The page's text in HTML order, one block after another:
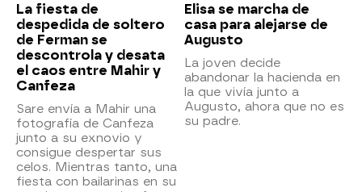
La fiesta de
despedida de soltero
de Ferman se
descontrola y desata
el caos entre Mahir y
Canfeza
Sare envía a Mahir una
fotografía de Canfeza
junto a su exnovio y
consigue despertar sus
celos. Mientras tanto, una
fiesta con bailarinas en su
Elisa se marcha de
casa para alejarse de
Augusto
La joven decide
abandonar la hacienda en
la que vivía junto a
Augusto, ahora que no es
su padre.